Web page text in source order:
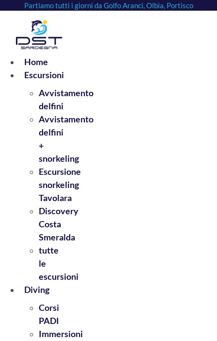
contenuto
Partiamo tutti i giorni da Golfo Aranci, Olbia, Portisco
Home
Escursioni
Avvistamento
delfini
Avvistamento
delfini
+
snorkeling
Escursione
snorkeling
Tavolara
Discovery
Costa
Smeralda
tutte
le
escursioni
Diving
Corsi
PADI
Immersioni